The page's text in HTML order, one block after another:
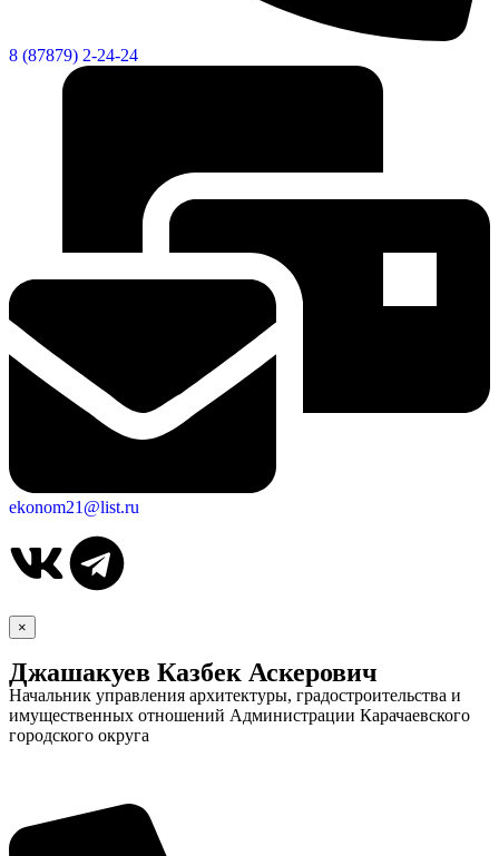
Об округе
8 (87879) 2-24-24
ekonom21@list.ru
×
Джашакуев Казбек Аскерович
Начальник управления архитектуры, градостроительства и
имущественных отношений Администрации Карачаевского
городского округа